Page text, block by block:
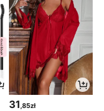
31 ,85zł